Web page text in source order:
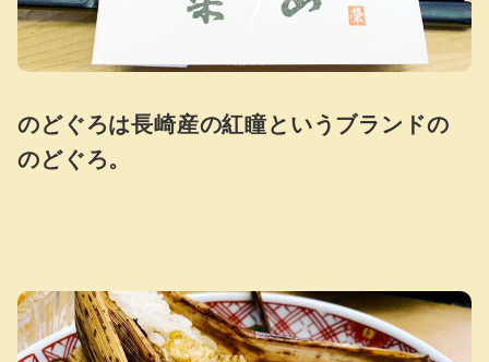
のどぐろは長崎産の紅瞳というブランドの
のどぐろ。